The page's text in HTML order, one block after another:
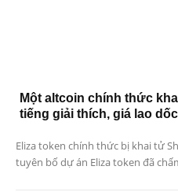
Một altcoin chính thức
tiếng giải thích, giá lao dốc
Eliza token chính thức bị khai tử
tuyên bố dự án Eliza token đã